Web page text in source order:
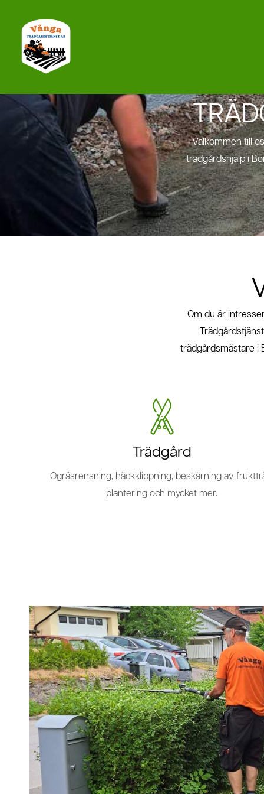
innehåll
Välkommen till
trädgårdshjälp i
Om du är
trädgårdsmästare i
Trädgård
Ogräsrensning, häckklippning, beskärning av
plantering och mycket mer.